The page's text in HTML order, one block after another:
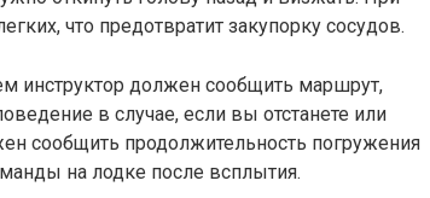
что предотвратит закупорку сосудов.
инструктор должен сообщить маршрут,
в случае, если вы отстанете или
сообщить продолжительность погружения
на лодке после всплытия.